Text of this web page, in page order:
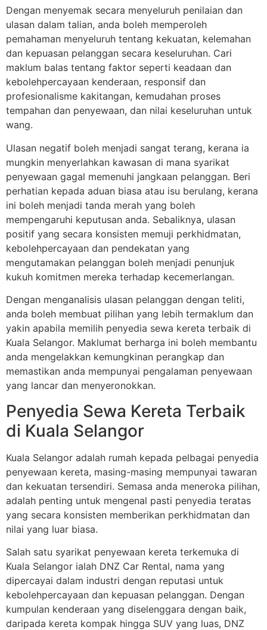
Dengan menyemak secara menyeluruh penilaian dan
ulasan dalam talian, anda boleh memperoleh
pemahaman menyeluruh tentang kekuatan, kelemahan
dan kepuasan pelanggan secara keseluruhan. Cari
maklum balas tentang faktor seperti keadaan dan
kebolehpercayaan kenderaan, responsif dan
profesionalisme kakitangan, kemudahan proses
tempahan dan penyewaan, dan nilai keseluruhan untuk
wang.
Ulasan negatif boleh menjadi sangat terang, kerana ia
mungkin menyerlahkan kawasan di mana syarikat
penyewaan gagal memenuhi jangkaan pelanggan. Beri
perhatian kepada aduan biasa atau isu berulang, kerana
ini boleh menjadi tanda merah yang boleh
mempengaruhi keputusan anda. Sebaliknya, ulasan
positif yang secara konsisten memuji perkhidmatan,
kebolehpercayaan dan pendekatan yang
mengutamakan pelanggan boleh menjadi penunjuk
kukuh komitmen mereka terhadap kecemerlangan.
Dengan menganalisis ulasan pelanggan dengan teliti,
anda boleh membuat pilihan yang lebih termaklum dan
yakin apabila memilih penyedia sewa kereta terbaik di
Kuala Selangor. Maklumat berharga ini boleh membantu
anda mengelakkan kemungkinan perangkap dan
memastikan anda mempunyai pengalaman penyewaan
yang lancar dan menyeronokkan.
Penyedia Sewa Kereta Terbaik
di Kuala Selangor
Kuala Selangor adalah rumah kepada pelbagai penyedia
penyewaan kereta, masing-masing mempunyai tawaran
dan kekuatan tersendiri. Semasa anda meneroka pilihan,
adalah penting untuk mengenal pasti penyedia teratas
yang secara konsisten memberikan perkhidmatan dan
nilai yang luar biasa.
Salah satu syarikat penyewaan kereta terkemuka di
Kuala Selangor ialah DNZ Car Rental, nama yang
dipercayai dalam industri dengan reputasi untuk
kebolehpercayaan dan kepuasan pelanggan. Dengan
kumpulan kenderaan yang diselenggara dengan baik,
daripada kereta kompak hingga SUV yang luas, DNZ